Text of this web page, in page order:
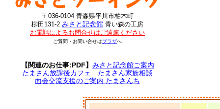
〒036-0104 青森県平川市柏木町
柳田131-2 みさと記念館 青い森の工房
お電話によるお問合せはご遠慮ください
ご質問・お問い合せはプラザへ
【関連のお仕事:PDF】 みさと記念館ご案内
たまさん放課後カフェ
たまさん家族相談
面会交流支援のご案内 たまさんち